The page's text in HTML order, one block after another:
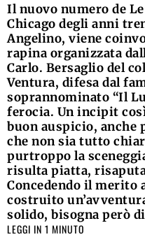
Il nuovo numero de
Chicago degli anni
Angelino, viene
rapina organizzata
Carlo. Bersaglio del
Ventura, difesa dal
soprannominato “Il
ferocia. Un incipit
buon auspicio, anche
che non sia tutto
purtroppo la
risulta piatta,
Concedendo il merito
costruito
solido, bisogna però
LEGGI IN 1 MINUTO